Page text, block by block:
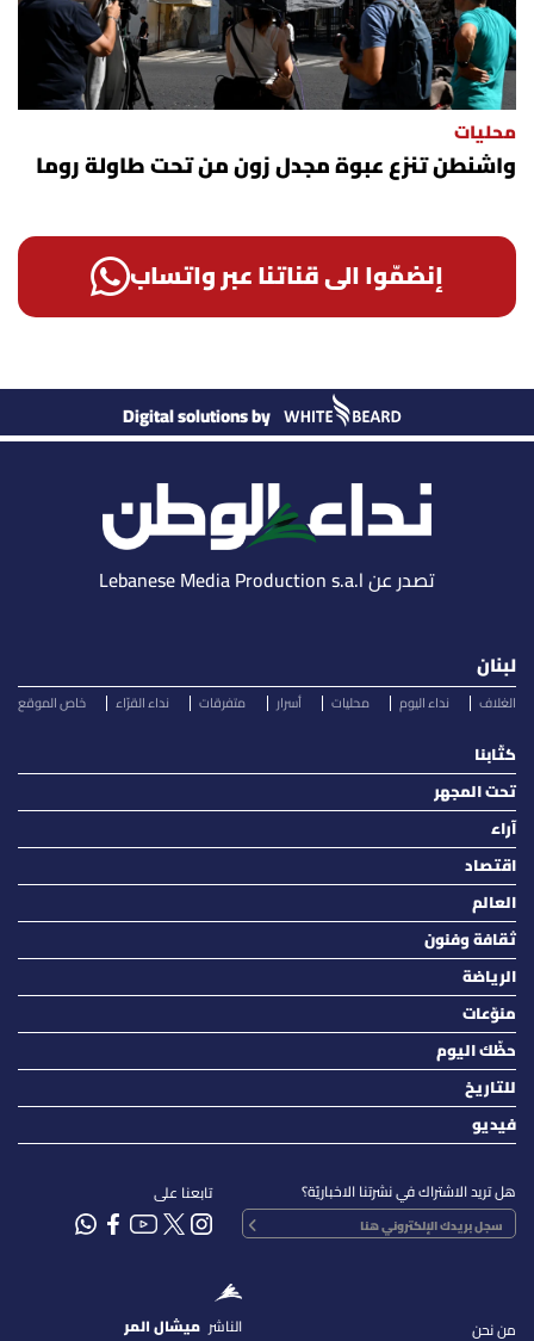
محليات
واشنطن تنزع عبوة مجدل زون من تحت طاولة روما
إنضمّوا الى قناتنا عبر واتساب
Digital solutions by
تصدر عن Lebanese Media Production s.a.l
لبنان
الغلاف نداء اليوم محليات أسرار متفرقات نداء القرّاء خاص الموقع
كتّابنا
تحت المجهر
آراء
اقتصاد
العالم
ثقافة وفنون
الرياضة
منوّعات
حظّك اليوم
للتاريخ
فيديو
هل تريد الاشتراك في نشرتنا الاخباريّة؟ تابعنا على
من نحن الناشر ميشال المر